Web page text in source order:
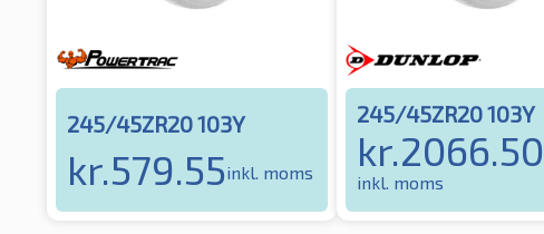
245/45ZR20 103Y
kr.579.55inkl. moms
245/45ZR20 103Y
kr.2066.50
inkl. moms